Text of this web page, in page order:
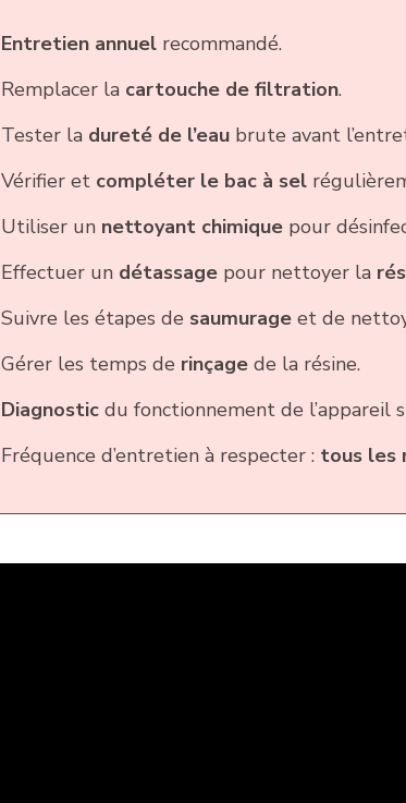
Entretien annuelrecommandé.
Remplacer la cartouche de filtration.
Tester la dureté de l’eaubrute avant
Vérifier et compléter le bac à sel
Utiliser un nettoyant chimiquepour
Effectuer un détassagepour nettoyer la
Suivre les étapes de saumurageet de
Gérer les temps de rinçagede la résine.
Diagnosticdu fonctionnement de l’appareil
Fréquence d’entretien à respecter : tous les